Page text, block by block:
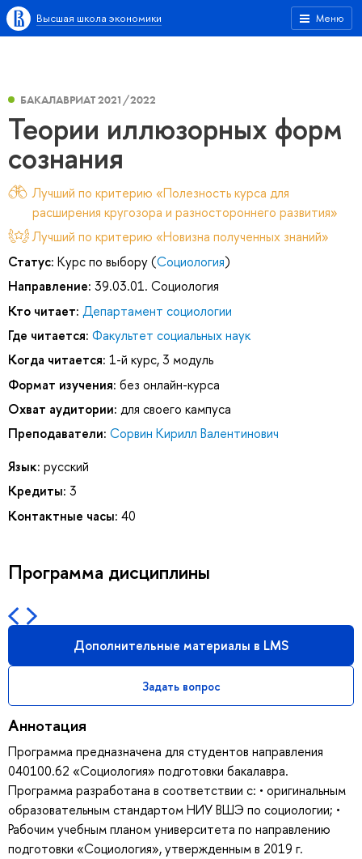
Меню
Высшая школа экономики
БАКАЛАВРИАТ 2021/2022
Теории иллюзорных форм
сознания
Лучший по критерию «Полезность курса для
расширения кругозора и разностороннего развития»
Лучший по критерию «Новизна полученных знаний»
Статус: Курс по выбору (Социология)
Направление: 39.03.01. Социология
Кто читает: Департамент социологии
Где читается: Факультет социальных наук
Когда читается: 1-й курс, 3 модуль
Формат изучения: без онлайн-курса
Охват аудитории: для своего кампуса
Преподаватели: Сорвин Кирилл Валентинович
Язык: русский
Кредиты: 3
Контактные часы: 40
Программа дисциплины
Дополнительные материалы в LMS
Задать вопрос
Аннотация
Программа предназначена для студентов направления
040100.62 «Социология» подготовки бакалавра.
Программа разработана в соответствии с: • оригинальным
образовательным стандартом НИУ ВШЭ по социологии; •
Рабочим учебным планом университета по направлению
подготовки «Социология», утвержденным в 2019 г.